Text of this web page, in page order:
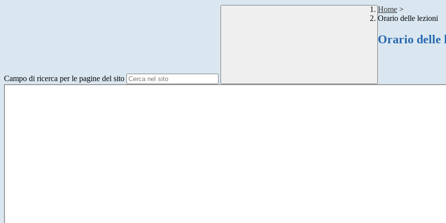
Campo di ricerca per le pagine del sito
Home >
Orario delle lezioni
Orario delle